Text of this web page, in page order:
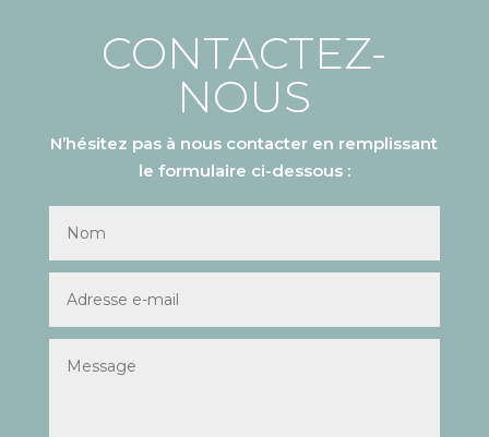
CONTACTEZ-
NOUS
N’hésitez pas à nous contacter en remplissant
le formulaire ci-dessous :